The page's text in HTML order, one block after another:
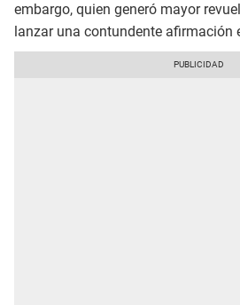
embargo, quien generó mayor
lanzar una contundente afirmación